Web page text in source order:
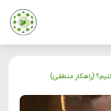
(راهکار منطقی)